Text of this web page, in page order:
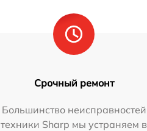
Срочный ремонт
Большинство неисправностей
техники Sharp мы устраняем в